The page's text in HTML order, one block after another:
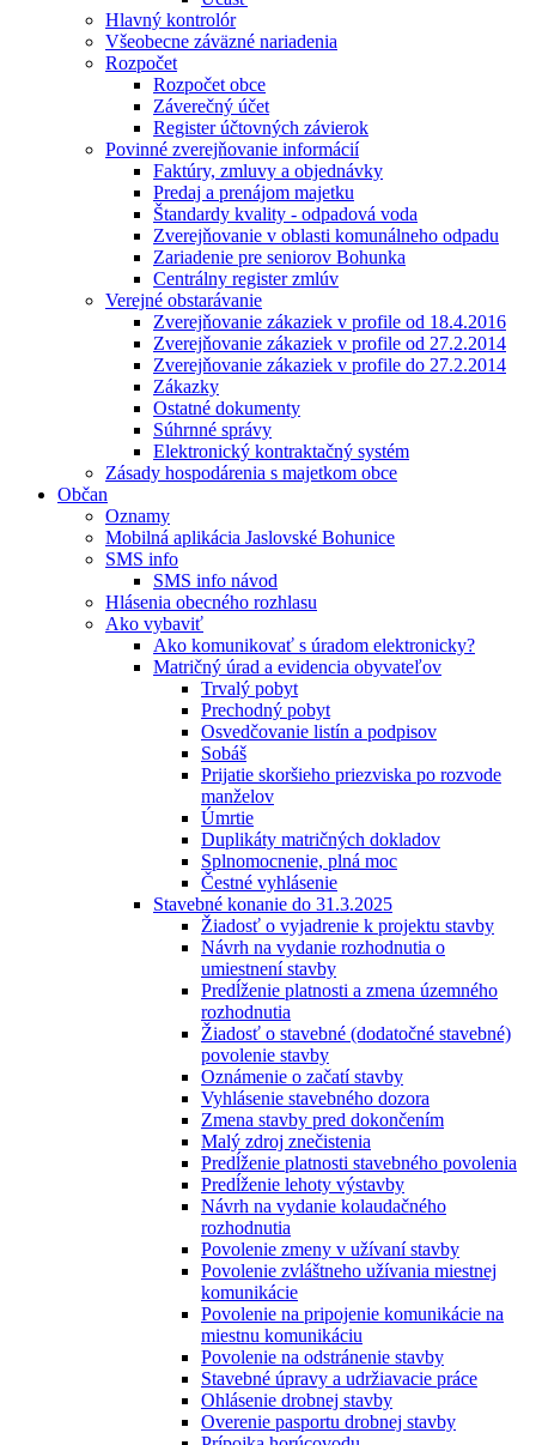
Hlavný kontrolór
Všeobecne záväzné nariadenia
Rozpočet
Rozpočet obce
Záverečný účet
Register účtovných závierok
Povinné zverejňovanie informácií
Faktúry, zmluvy a objednávky
Predaj a prenájom majetku
Štandardy kvality - odpadová voda
Zverejňovanie v oblasti komunálneho odpadu
Zariadenie pre seniorov Bohunka
Centrálny register zmlúv
Verejné obstarávanie
Zverejňovanie zákaziek v profile od 18.4.2016
Zverejňovanie zákaziek v profile od 27.2.2014
Zverejňovanie zákaziek v profile do 27.2.2014
Zákazky
Ostatné dokumenty
Súhrnné správy
Elektronický kontraktačný systém
Zásady hospodárenia s majetkom obce
Občan
Oznamy
Mobilná aplikácia Jaslovské Bohunice
SMS info
SMS info návod
Hlásenia obecného rozhlasu
Ako vybaviť
Ako komunikovať s úradom elektronicky?
Matričný úrad a evidencia obyvateľov
Trvalý pobyt
Prechodný pobyt
Osvedčovanie listín a podpisov
Sobáš
Prijatie skoršieho priezviska po rozvode
manželov
Úmrtie
Duplikáty matričných dokladov
Splnomocnenie, plná moc
Čestné vyhlásenie
Stavebné konanie do 31.3.2025
Žiadosť o vyjadrenie k projektu stavby
Návrh na vydanie rozhodnutia o
umiestnení stavby
Predĺženie platnosti a zmena územného
rozhodnutia
Žiadosť o stavebné (dodatočné stavebné)
povolenie stavby
Oznámenie o začatí stavby
Vyhlásenie stavebného dozora
Zmena stavby pred dokončením
Malý zdroj znečistenia
Predĺženie platnosti stavebného povolenia
Predĺženie lehoty výstavby
Návrh na vydanie kolaudačného
rozhodnutia
Povolenie zmeny v užívaní stavby
Povolenie zvláštneho užívania miestnej
komunikácie
Povolenie na pripojenie komunikácie na
miestnu komunikáciu
Povolenie na odstránenie stavby
Stavebné úpravy a udržiavacie práce
Ohlásenie drobnej stavby
Overenie pasportu drobnej stavby